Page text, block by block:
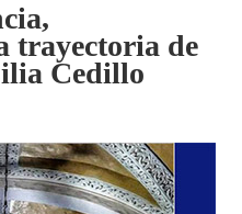
trayectoria de
Cedillo